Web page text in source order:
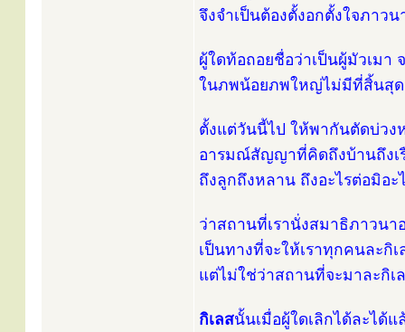
จึงจำเป็นต้องตั้งอกตั้งใจภาว
ผู้ใดท้อถอยชื่อว่าเป็นผู้มัวเมา
ในภพน้อยภพใหญ่ไม่มีที่สิ้นสุด
ตั้งแต่วันนี้ไป ให้พากันตัดบ่วง
อารมณ์สัญญาที่คิดถึงบ้านถึงเ
ถึงลูกถึงหลาน ถึงอะไรต่อมิอะ
ว่าสถานที่เรานั่งสมาธิภาวนา
เป็นทางที่จะให้เราทุกคนละกิ
แต่ไม่ใช่ว่าสถานที่จะมาละกิเ
กิเลสนั้นเมื่อผู้ใดเลิกได้ละได้แ